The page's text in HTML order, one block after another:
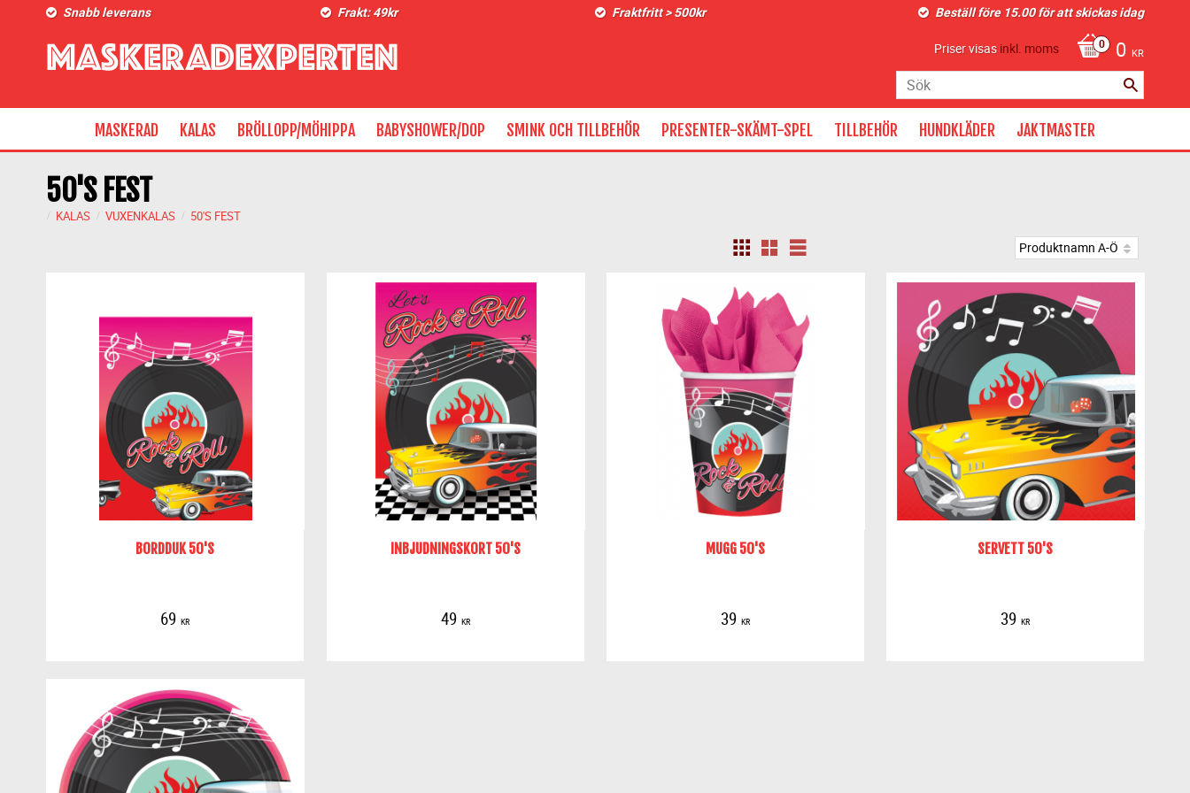
Snabb leverans Frakt: 49kr Fraktfritt > 500kr Beställ före 15.00 för att skickas idag
0 KR
Priser visasinkl. moms
MASKERAD KALAS BRÖLLOPP/MÖHIPPA BABYSHOWER/DOP SMINK OCH TILLBEHÖR PRESENTER-SKÄMT-SPEL TILLBEHÖR HUNDKLÄDER JAKTMASTER
50'S FEST
KALAS VUXENKALAS 50'S FEST
BORDDUK 50'S
69 KR
INBJUDNINGSKORT 50'S
49 KR
MUGG 50'S
39 KR
SERVETT 50'S
39 KR